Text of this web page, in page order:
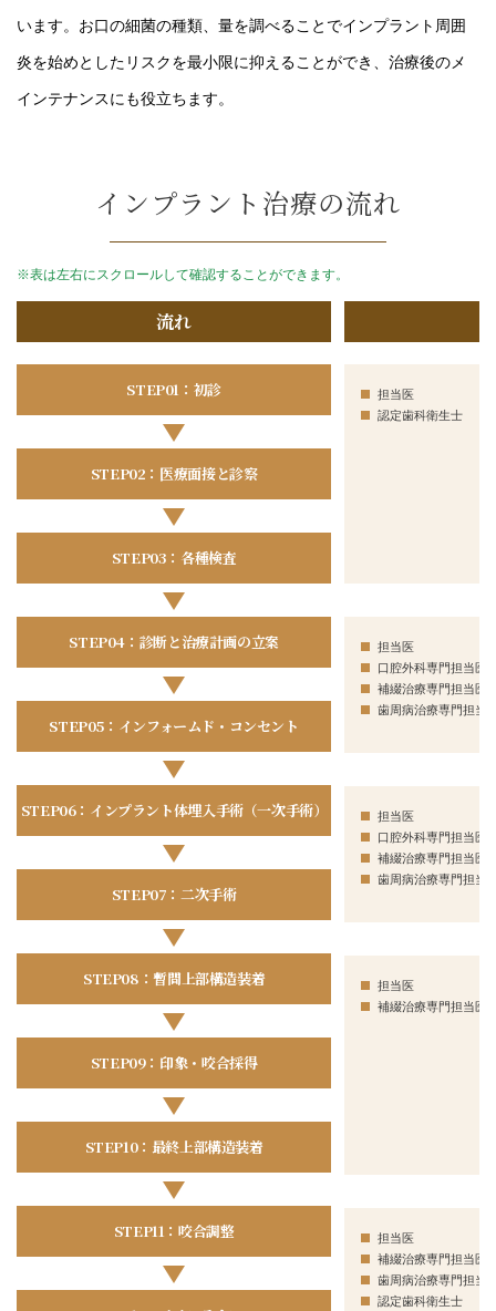
います。お口の細菌の種類、量を調べることでインプラント周囲
炎を始めとしたリスクを最小限に抑えることができ、治療後のメ
インテナンスにも役立ちます。
インプラント治療の流れ
※表は左右にスクロールして確認することができます。
流れ
STEP01：初診
STEP02：医療面接と診察
STEP03：各種検査
STEP04：診断と治療計画の立案
STEP05：インフォームド・コンセント
STEP06：インプラント体埋入手術（一次手術）
STEP07：二次手術
STEP08：暫間上部構造装着
STEP09：印象・咬合採得
STEP10：最終上部構造装着
STEP11：咬合調整
担当医
認定歯科衛生士
担当医
口腔外科専門担当医
補綴治療専門担当医
歯周病治療専門担当
担当医
口腔外科専門担当医
補綴治療専門担当医
歯周病治療専門担当
担当医
補綴治療専門担当医
担当医
補綴治療専門担当医
歯周病治療専門担当
認定歯科衛生士